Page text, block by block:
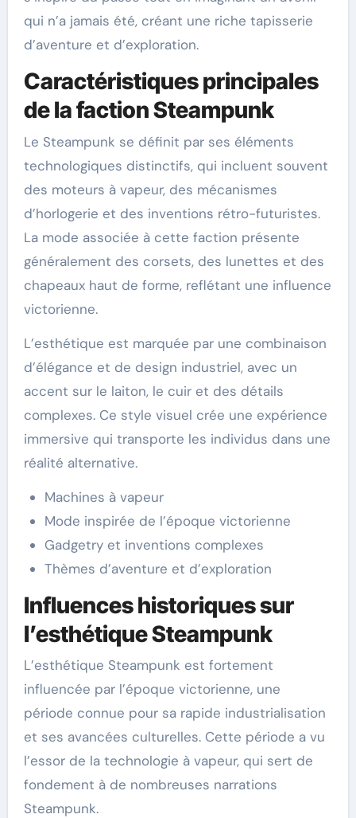
qui n’a jamais été, créant une riche tapisserie
d’aventure et d’exploration.
Caractéristiques principales
de la faction Steampunk
Le Steampunk se définit par ses éléments
technologiques distinctifs, qui incluent souvent
des moteurs à vapeur, des mécanismes
d’horlogerie et des inventions rétro-futuristes.
La mode associée à cette faction présente
généralement des corsets, des lunettes et des
chapeaux haut de forme, reflétant une influence
victorienne.
L’esthétique est marquée par une combinaison
d’élégance et de design industriel, avec un
accent sur le laiton, le cuir et des détails
complexes. Ce style visuel crée une expérience
immersive qui transporte les individus dans une
réalité alternative.
Machines à vapeur
Mode inspirée de l’époque victorienne
Gadgetry et inventions complexes
Thèmes d’aventure et d’exploration
Influences historiques sur
l’esthétique Steampunk
L’esthétique Steampunk est fortement
influencée par l’époque victorienne, une
période connue pour sa rapide industrialisation
et ses avancées culturelles. Cette période a vu
l’essor de la technologie à vapeur, qui sert de
fondement à de nombreuses narrations
Steampunk.